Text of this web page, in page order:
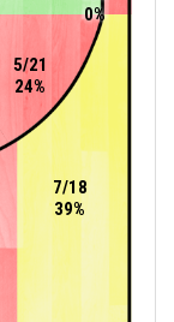
5/21
24%
7/18
39%
0%